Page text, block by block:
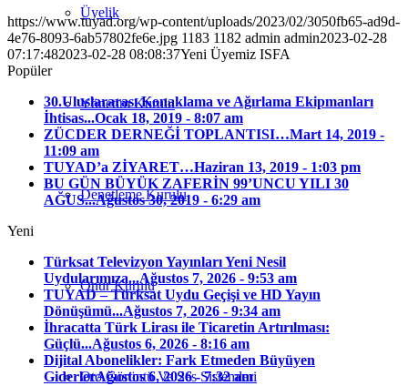
Üyelik
Yönetim Kurulu
Denetleme Kurulu
Onur Kurulu
Oto Görüntü Ve Ses Sistemleri
https://www.tuyad.org/wp-content/uploads/2023/02/3050fb65-ad9d-
4e76-8093-6ab57802fe6e.jpg 1183 1182 admin admin2023-02-28
07:17:482023-02-28 08:08:37Yeni Üyemiz ISFA
Popüler
30.Uluslararası Konaklama ve Ağırlama Ekipmanları
İhtisas...Ocak 18, 2019 - 8:07 am
ZÜCDER DERNEĞİ TOPLANTISI…Mart 14, 2019 -
11:09 am
TUYAD’a ZİYARET…Haziran 13, 2019 - 1:03 pm
BU GÜN BÜYÜK ZAFERİN 99’UNCU YILI 30
AĞUS...Ağustos 30, 2019 - 6:29 am
Yeni
Türksat Televizyon Yayınları Yeni Nesil
Uydularımıza...Ağustos 7, 2026 - 9:53 am
TUYAD – Türksat Uydu Geçişi ve HD Yayın
Dönüşümü...Ağustos 7, 2026 - 9:34 am
İhracatta Türk Lirası ile Ticaretin Artırılması:
Güçlü...Ağustos 6, 2026 - 8:16 am
Dijital Abonelikler: Fark Etmeden Büyüyen
GiderlerAğustos 6, 2026 - 7:32 am